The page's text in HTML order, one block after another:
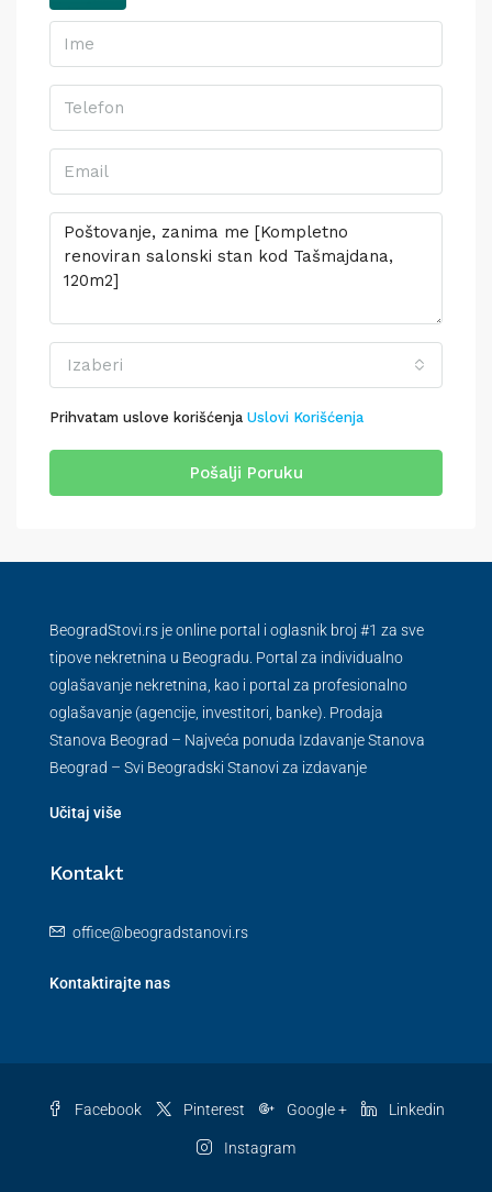
Izaberi
Prihvatam uslove korišćenja Uslovi Korišćenja
Pošalji Poruku
BeogradStovi.rs je online portal i oglasnik broj #1 za sve
tipove nekretnina u Beogradu. Portal za individualno
oglašavanje nekretnina, kao i portal za profesionalno
oglašavanje (agencije, investitori, banke). Prodaja
Stanova Beograd – Najveća ponuda Izdavanje Stanova
Beograd – Svi Beogradski Stanovi za izdavanje
Učitaj više
Kontakt
office@beogradstanovi.rs
Kontaktirajte nas
Facebook Pinterest Google + Linkedin
Instagram